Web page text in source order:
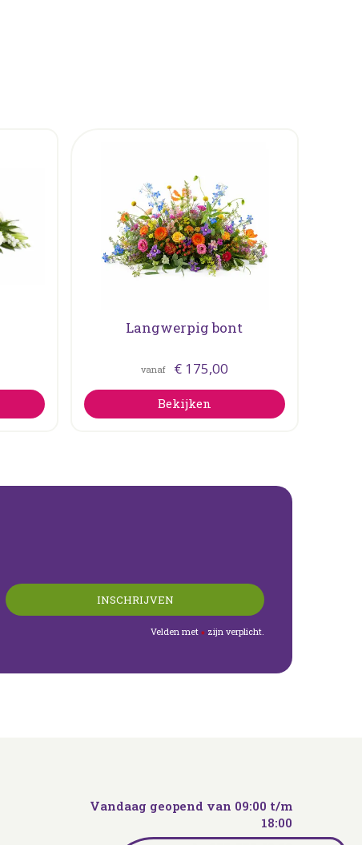
Langwerpig bont
vanaf € 175,00
Bekijken
Velden met * zijn verplicht.
Vandaag geopend van 09:00 t/m
18:00